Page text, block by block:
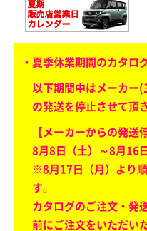
・夏季休業期間のカタロ
以下期間中はメーカー(
の発送を停止させて頂
【メーカーからの発送
8月8日（土）～8月16
※8月17日（月）より
す。
カタログのご注文・発
前にご注文をいただい